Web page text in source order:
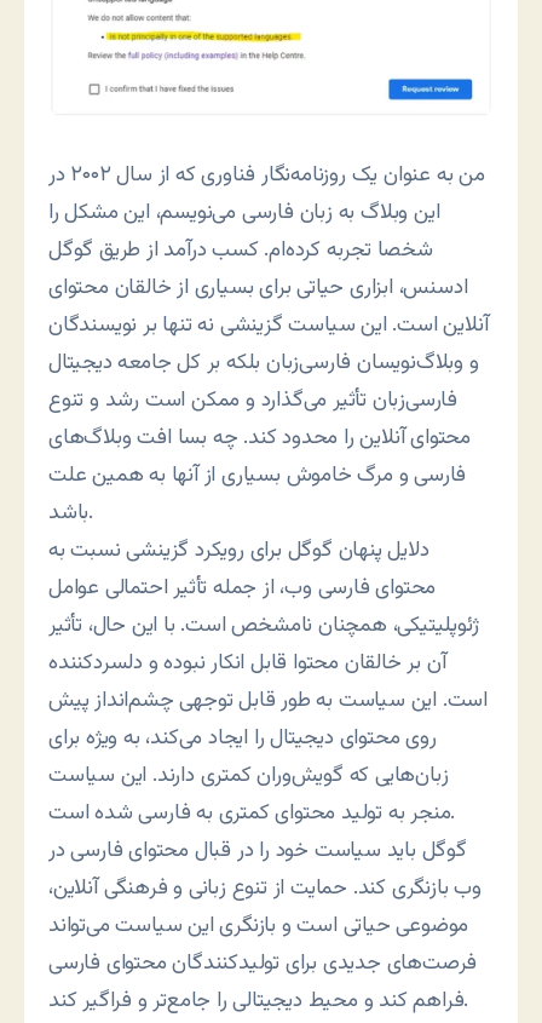
من به عنوان یک روزنامه‌نگار فناوری که از سال ۲۰۰۲ در
این وبلاگ به زبان فارسی می‌نویسم، این مشکل را
شخصا تجربه کرده‌ام. کسب درآمد از طریق گوگل
ادسنس، ابزاری حیاتی برای بسیاری از خالقان محتوای
آنلاین است. این سیاست گزینشی نه تنها بر نویسندگان
و وبلاگ‌نویسان فارسی‌زبان بلکه بر کل جامعه دیجیتال
فارسی‌زبان تأثیر می‌گذارد و ممکن است رشد و تنوع
محتوای آنلاین را محدود کند. چه بسا افت وبلاگ‌های
فارسی و مرگ خاموش بسیاری از آنها به همین علت
باشد.
دلایل پنهان گوگل برای رویکرد گزینشی نسبت به
محتوای فارسی وب، از جمله تأثیر احتمالی عوامل
ژئوپلیتیکی، همچنان نامشخص است. با این حال، تأثیر
آن بر خالقان محتوا قابل انکار نبوده و دلسردکننده
است. این سیاست به طور قابل توجهی چشم‌انداز پیش
روی محتوای دیجیتال را ایجاد می‌کند، به ویژه برای
زبان‌هایی که گویش‌وران کمتری دارند. این سیاست
منجر به تولید محتوای کمتری به فارسی شده است.
گوگل باید سیاست خود را در قبال محتوای فارسی در
وب بازنگری کند. حمایت از تنوع زبانی و فرهنگی آنلاین،
موضوعی حیاتی است و بازنگری این سیاست می‌تواند
فرصت‌های جدیدی برای تولیدکنندگان محتوای فارسی
فراهم کند و محیط دیجیتالی را جامع‌تر و فراگیر کند.